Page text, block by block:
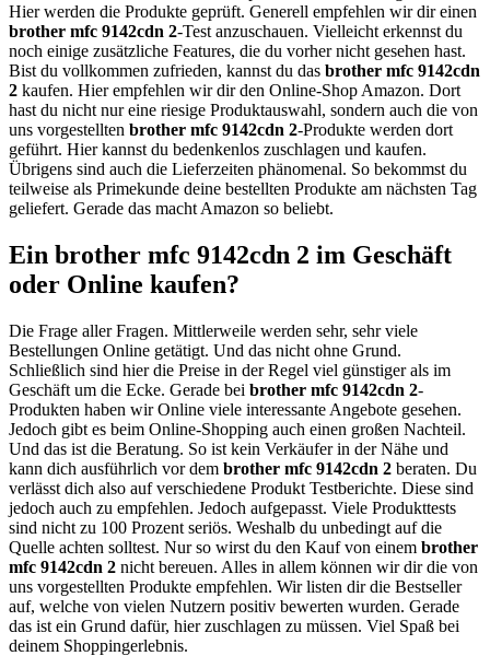
Hier werden die Produkte geprüft. Generell empfehlen wir dir einen
brother mfc 9142cdn 2-Test anzuschauen. Vielleicht erkennst du
noch einige zusätzliche Features, die du vorher nicht gesehen hast.
Bist du vollkommen zufrieden, kannst du das brother mfc 9142cdn
2 kaufen. Hier empfehlen wir dir den Online-Shop Amazon. Dort
hast du nicht nur eine riesige Produktauswahl, sondern auch die von
uns vorgestellten brother mfc 9142cdn 2-Produkte werden dort
geführt. Hier kannst du bedenkenlos zuschlagen und kaufen.
Übrigens sind auch die Lieferzeiten phänomenal. So bekommst du
teilweise als Primekunde deine bestellten Produkte am nächsten Tag
geliefert. Gerade das macht Amazon so beliebt.
Ein brother mfc 9142cdn 2 im Geschäft
oder Online kaufen?
Die Frage aller Fragen. Mittlerweile werden sehr, sehr viele
Bestellungen Online getätigt. Und das nicht ohne Grund.
Schließlich sind hier die Preise in der Regel viel günstiger als im
Geschäft um die Ecke. Gerade bei brother mfc 9142cdn 2-
Produkten haben wir Online viele interessante Angebote gesehen.
Jedoch gibt es beim Online-Shopping auch einen großen Nachteil.
Und das ist die Beratung. So ist kein Verkäufer in der Nähe und
kann dich ausführlich vor dem brother mfc 9142cdn 2 beraten. Du
verlässt dich also auf verschiedene Produkt Testberichte. Diese sind
jedoch auch zu empfehlen. Jedoch aufgepasst. Viele Produkttests
sind nicht zu 100 Prozent seriös. Weshalb du unbedingt auf die
Quelle achten solltest. Nur so wirst du den Kauf von einem brother
mfc 9142cdn 2 nicht bereuen. Alles in allem können wir dir die von
uns vorgestellten Produkte empfehlen. Wir listen dir die Bestseller
auf, welche von vielen Nutzern positiv bewerten wurden. Gerade
das ist ein Grund dafür, hier zuschlagen zu müssen. Viel Spaß bei
deinem Shoppingerlebnis.